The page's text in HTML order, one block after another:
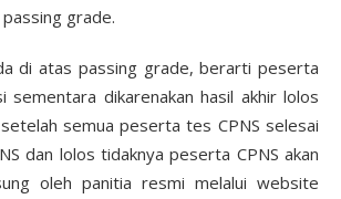
grade.
di atas passing grade, berarti peserta
sementara dikarenakan hasil akhir lolos
semua peserta tes CPNS selesai
dan lolos tidaknya peserta CPNS akan
oleh panitia resmi melalui website